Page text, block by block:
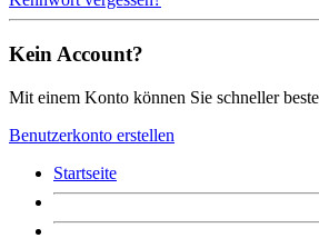
Kein Account?
Mit einem Konto können Sie schneller
Benutzerkonto erstellen
Startseite